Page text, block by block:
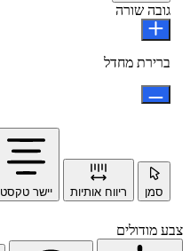
גובה שורה
ברירת מחדל
סמן ריווח אותיות יישר טקסט
צבע מודולים